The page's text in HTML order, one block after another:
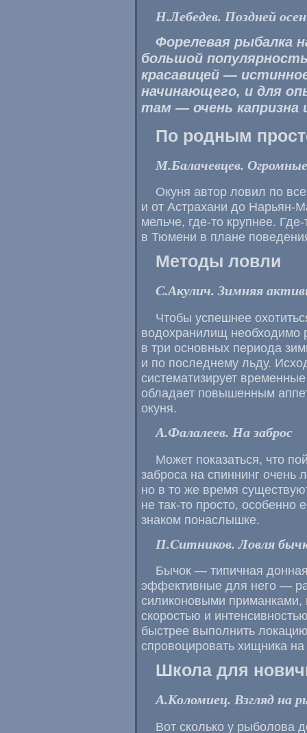
Н.Лебедев. Поздней
Форелевая рыбалка
большой
красавицей —
начинающего, и для
там — очень капризна
По родным
М.Балачевцев.
Окуня автор ловил по
и от Астрахани до Нарьян-
мельче, где-то крупнее.
в Тюмени в плане
Методы ловли
С.Акулич. Зимняя
Чтобы успешнее
водохранилищ необходимо
в три основных периода
и по последнему льду.
систематизирует
обладает повышенным
окуня.
А.Фалалеев. На заброс
Может показаться, что
заброса на спиннинг очень
но в то же время
не так-то просто, особенно
знаком понаслышке.
П.Ситников. Ловля
Бычок — типичная
эффективные для него —
силиконовыми
скоростью и
быстрее выполнить
спровоцировать хищника на
Школа для
А.Коломиец. Взгляд на
Вот сколько у рыболова